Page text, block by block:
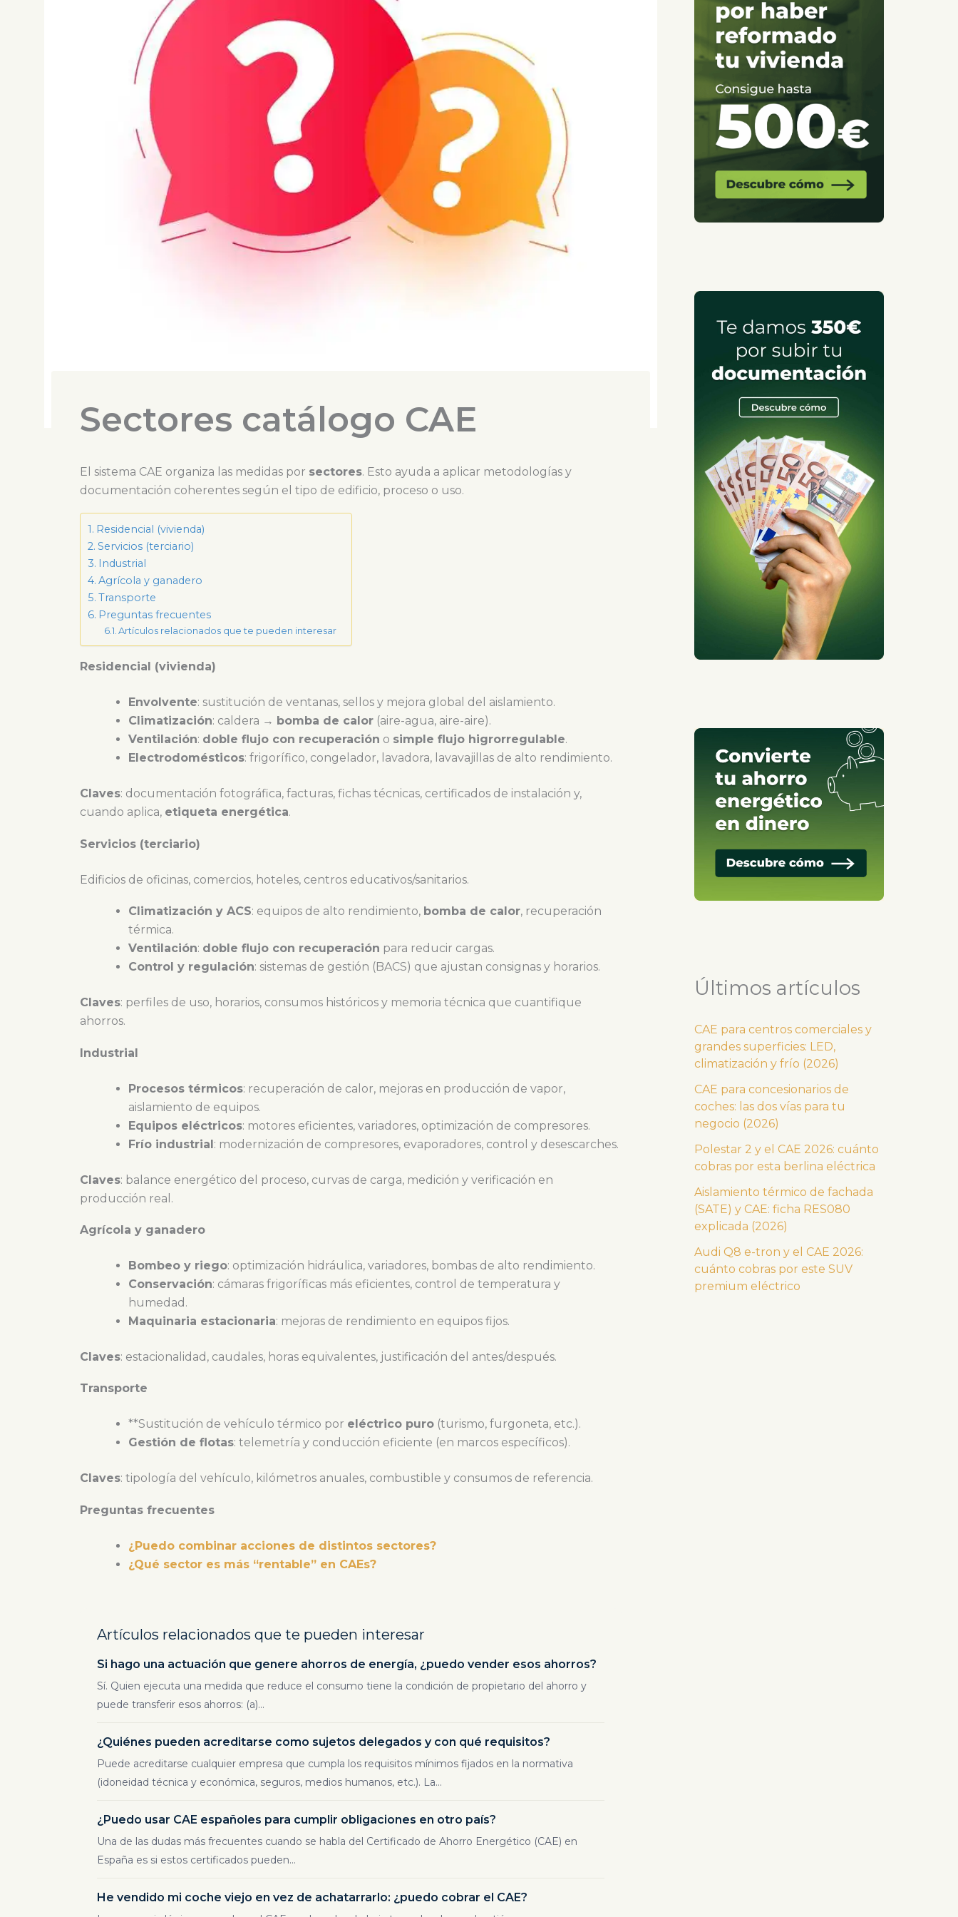
Sectores catálogo CAE
El sistema CAE organiza las medidas por sectores. Esto ayuda a aplicar metodologías y
documentación coherentes según el tipo de edificio, proceso o uso.
Residencial (vivienda)
Servicios (terciario)
Industrial
Agrícola y ganadero
Transporte
Preguntas frecuentes
Artículos relacionados que te pueden interesar
Residencial (vivienda)
Envolvente: sustitución de ventanas, sellos y mejora global del aislamiento.
Climatización: caldera → bomba de calor (aire-agua, aire-aire).
Ventilación: doble flujo con recuperación o simple flujo higrorregulable.
Electrodomésticos: frigorífico, congelador, lavadora, lavavajillas de alto rendimiento.
Claves: documentación fotográfica, facturas, fichas técnicas, certificados de instalación y,
cuando aplica, etiqueta energética.
Servicios (terciario)
Edificios de oficinas, comercios, hoteles, centros educativos/sanitarios.
Climatización y ACS: equipos de alto rendimiento, bomba de calor, recuperación
térmica.
Ventilación: doble flujo con recuperación para reducir cargas.
Control y regulación: sistemas de gestión (BACS) que ajustan consignas y horarios.
Claves: perfiles de uso, horarios, consumos históricos y memoria técnica que cuantifique
ahorros.
Industrial
Procesos térmicos: recuperación de calor, mejoras en producción de vapor,
aislamiento de equipos.
Equipos eléctricos: motores eficientes, variadores, optimización de compresores.
Frío industrial: modernización de compresores, evaporadores, control y desescarches.
Claves: balance energético del proceso, curvas de carga, medición y verificación en
producción real.
Agrícola y ganadero
Bombeo y riego: optimización hidráulica, variadores, bombas de alto rendimiento.
Conservación: cámaras frigoríficas más eficientes, control de temperatura y
humedad.
Maquinaria estacionaria: mejoras de rendimiento en equipos fijos.
Claves: estacionalidad, caudales, horas equivalentes, justificación del antes/después.
Transporte
**Sustitución de vehículo térmico por eléctrico puro (turismo, furgoneta, etc.).
Gestión de flotas: telemetría y conducción eficiente (en marcos específicos).
Claves: tipología del vehículo, kilómetros anuales, combustible y consumos de referencia.
Preguntas frecuentes
¿Puedo combinar acciones de distintos sectores?
¿Qué sector es más “rentable” en CAEs?
Artículos relacionados que te pueden interesar
Si hago una actuación que genere ahorros de energía, ¿puedo vender esos ahorros?
Sí. Quien ejecuta una medida que reduce el consumo tiene la condición de propietario del ahorro y
puede transferir esos ahorros: (a)...
¿Quiénes pueden acreditarse como sujetos delegados y con qué requisitos?
Puede acreditarse cualquier empresa que cumpla los requisitos mínimos fijados en la normativa
(idoneidad técnica y económica, seguros, medios humanos, etc.). La...
¿Puedo usar CAE españoles para cumplir obligaciones en otro país?
Una de las dudas más frecuentes cuando se habla del Certificado de Ahorro Energético (CAE) en
España es si estos certificados pueden...
He vendido mi coche viejo en vez de achatarrarlo: ¿puedo cobrar el CAE?
Últimos artículos
CAE para centros comerciales y
grandes superficies: LED,
climatización y frío (2026)
CAE para concesionarios de
coches: las dos vías para tu
negocio (2026)
Polestar 2 y el CAE 2026: cuánto
cobras por esta berlina eléctrica
Aislamiento térmico de fachada
(SATE) y CAE: ficha RES080
explicada (2026)
Audi Q8 e-tron y el CAE 2026:
cuánto cobras por este SUV
premium eléctrico